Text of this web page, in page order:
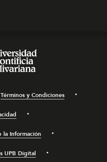
Términos y Condiciones
la Información
UPB Digital